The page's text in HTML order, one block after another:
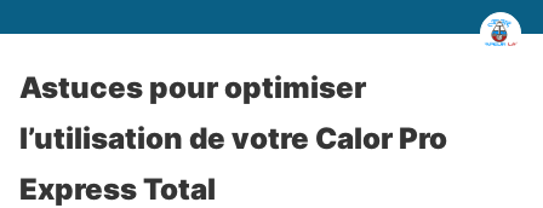
Astuces pour optimiser
l’utilisation de votre Calor Pro
Express Total